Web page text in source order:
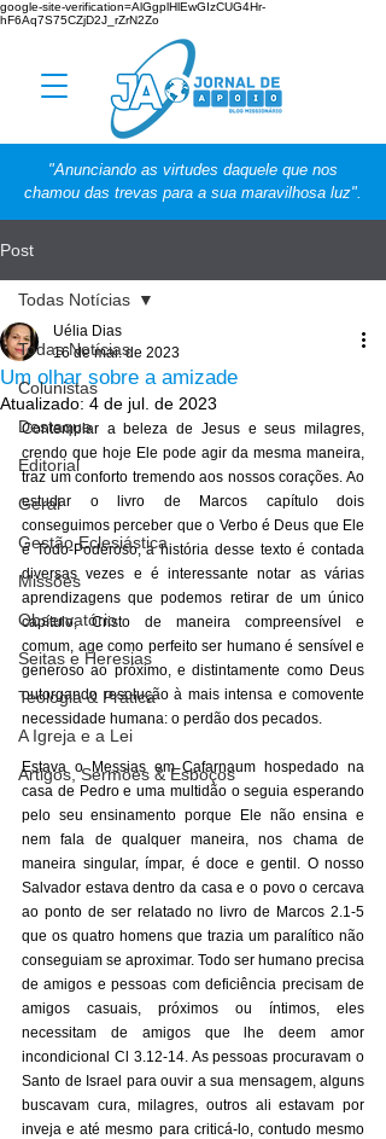
google-site-verification=AlGgplHlEwGIzCUG4Hr-
hF6Aq7S75CZjD2J_rZrN2Zo
"Anunciando as virtudes daquele que nos
chamou das trevas para a sua maravilhosa luz".
Post
Todas Notícias
Colunistas
Destaque
Editorial
Geral
Gestão Eclesiástica
Missões
Observatório
Seitas e Heresias
Teologia & Prática
A Igreja e a Lei
Artigos, Sermões & Esboços
Todas Notícias
Um olhar sobre a amizade
Uélia Dias
16 de mai. de 2023
Atualizado: 4 de jul. de 2023
Contemplar a beleza de Jesus e seus milagres,
crendo que hoje Ele pode agir da mesma maneira,
traz um conforto tremendo aos nossos corações. Ao
estudar o livro de Marcos capítulo dois
conseguimos perceber que o Verbo é Deus que Ele
é Todo-Poderoso, a história desse texto é contada
diversas vezes e é interessante notar as várias
aprendizagens que podemos retirar de um único
capítulo, Cristo de maneira compreensível e
comum, age como perfeito ser humano é sensível e
generoso ao próximo, e distintamente como Deus
outorgando resolução à mais intensa e comovente
necessidade humana: o perdão dos pecados.
Estava o Messias em Cafarnaum hospedado na
casa de Pedro e uma multidão o seguia esperando
pelo seu ensinamento porque Ele não ensina e
nem fala de qualquer maneira, nos chama de
maneira singular, ímpar, é doce e gentil. O nosso
Salvador estava dentro da casa e o povo o cercava
ao ponto de ser relatado no livro de Marcos 2.1-5
que os quatro homens que trazia um paralítico não
conseguiam se aproximar. Todo ser humano precisa
de amigos e pessoas com deficiência precisam de
amigos casuais, próximos ou íntimos, eles
necessitam de amigos que lhe deem amor
incondicional Cl 3.12-14. As pessoas procuravam o
Santo de Israel para ouvir a sua mensagem, alguns
buscavam cura, milagres, outros ali estavam por
inveja e até mesmo para criticá-lo, contudo mesmo